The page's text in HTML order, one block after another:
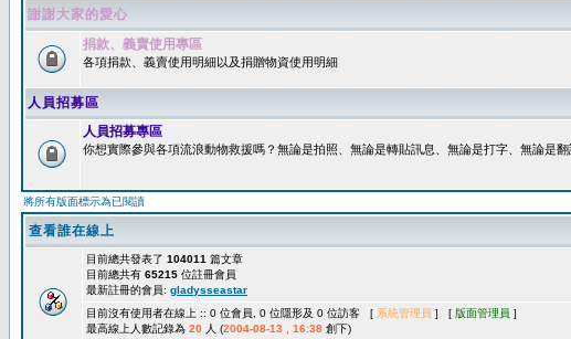
謝謝大家的愛心
捐款、義賣使用專區
各項捐款、義賣使用明細以及捐贈物資使用明細
人員招募區
人員招募專區
你想實際參與各項流浪動物救援嗎？無論是拍照、無論是轉貼訊息、無論是打字、無論是翻
將所有版面標示為已閱讀
查看誰在線上
目前總共發表了 104011 篇文章
目前總共有 65215 位註冊會員
最新註冊的會員: gladysseastar
目前沒有使用者在線上 :: 0 位會員, 0 位隱形及 0 位訪客 [ 系統管理員 ] [ 版面管理員 ]
最高線上人數記錄為 20 人 (2004-08-13 , 16:38 創下)